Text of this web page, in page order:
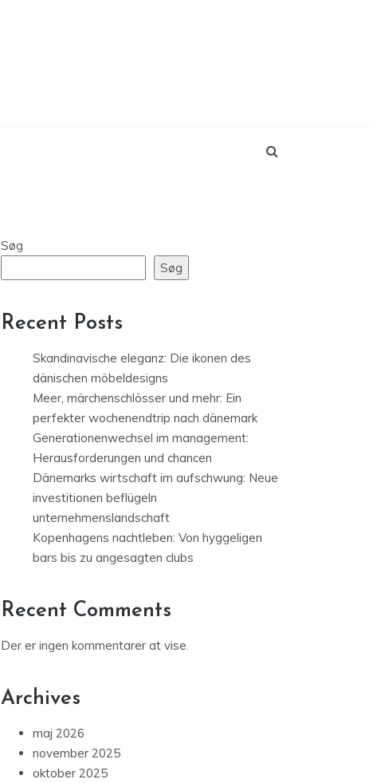
Søg
Søg
Recent Posts
Skandinavische eleganz: Die ikonen des
dänischen möbeldesigns
Meer, märchenschlösser und mehr: Ein
perfekter wochenendtrip nach dänemark
Generationenwechsel im management:
Herausforderungen und chancen
Dänemarks wirtschaft im aufschwung: Neue
investitionen beflügeln
unternehmenslandschaft
Kopenhagens nachtleben: Von hyggeligen
bars bis zu angesagten clubs
Recent Comments
Der er ingen kommentarer at vise.
Archives
maj 2026
november 2025
oktober 2025